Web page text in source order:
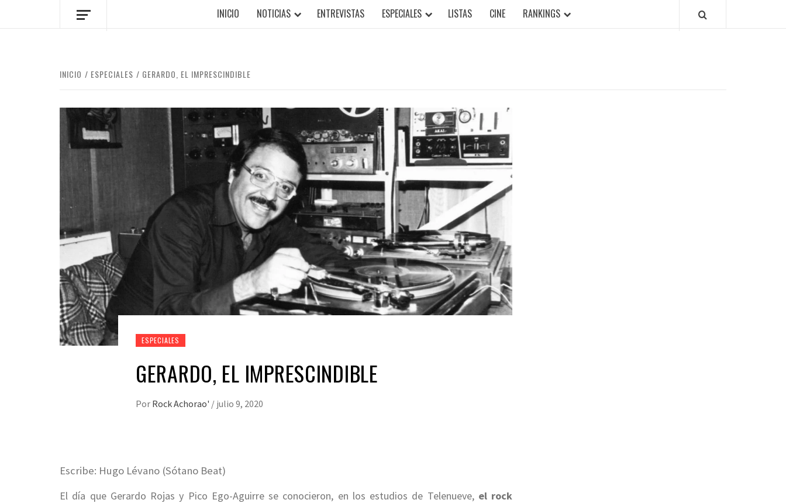
INICIO NOTICIAS ENTREVISTAS ESPECIALES LISTAS CINE RANKINGS
INICIO ESPECIALES GERARDO, EL IMPRESCINDIBLE
ESPECIALES
GERARDO, EL IMPRESCINDIBLE
Por Rock Achorao' / julio 9, 2020
Escribe: Hugo Lévano (Sótano Beat)
El día que Gerardo Rojas y Pico Ego-Aguirre se conocieron, en los estudios de Telenueve, el rock